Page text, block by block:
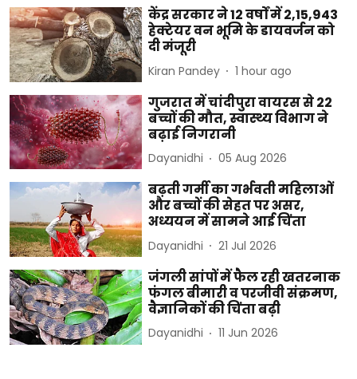
केंद्र सरकार ने 12 वर्षों में 2,15,943
हेक्टेयर वन भूमि के डायवर्जन को
दी मंजूरी
Kiran Pandey 1 hour ago
गुजरात में चांदीपुरा वायरस से 22
बच्चों की मौत, स्वास्थ्य विभाग ने
बढ़ाई निगरानी
Dayanidhi 05 Aug 2026
बढ़ती गर्मी का गर्भवती महिलाओं
और बच्चों की सेहत पर असर,
अध्ययन में सामने आई चिंता
Dayanidhi 21 Jul 2026
जंगली सांपों में फैल रही खतरनाक
फंगल बीमारी व परजीवी संक्रमण,
वैज्ञानिकों की चिंता बढ़ी
Dayanidhi 11 Jun 2026